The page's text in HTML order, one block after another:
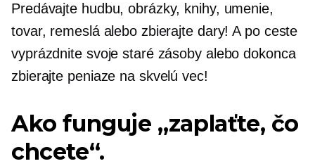
Predávajte hudbu, obrázky, knihy, umenie,
tovar, remeslá alebo zbierajte dary! A po ceste
vyprázdnite svoje staré zásoby alebo dokonca
zbierajte peniaze na skvelú vec!
Ako funguje „zaplaťte, čo
chcete“.